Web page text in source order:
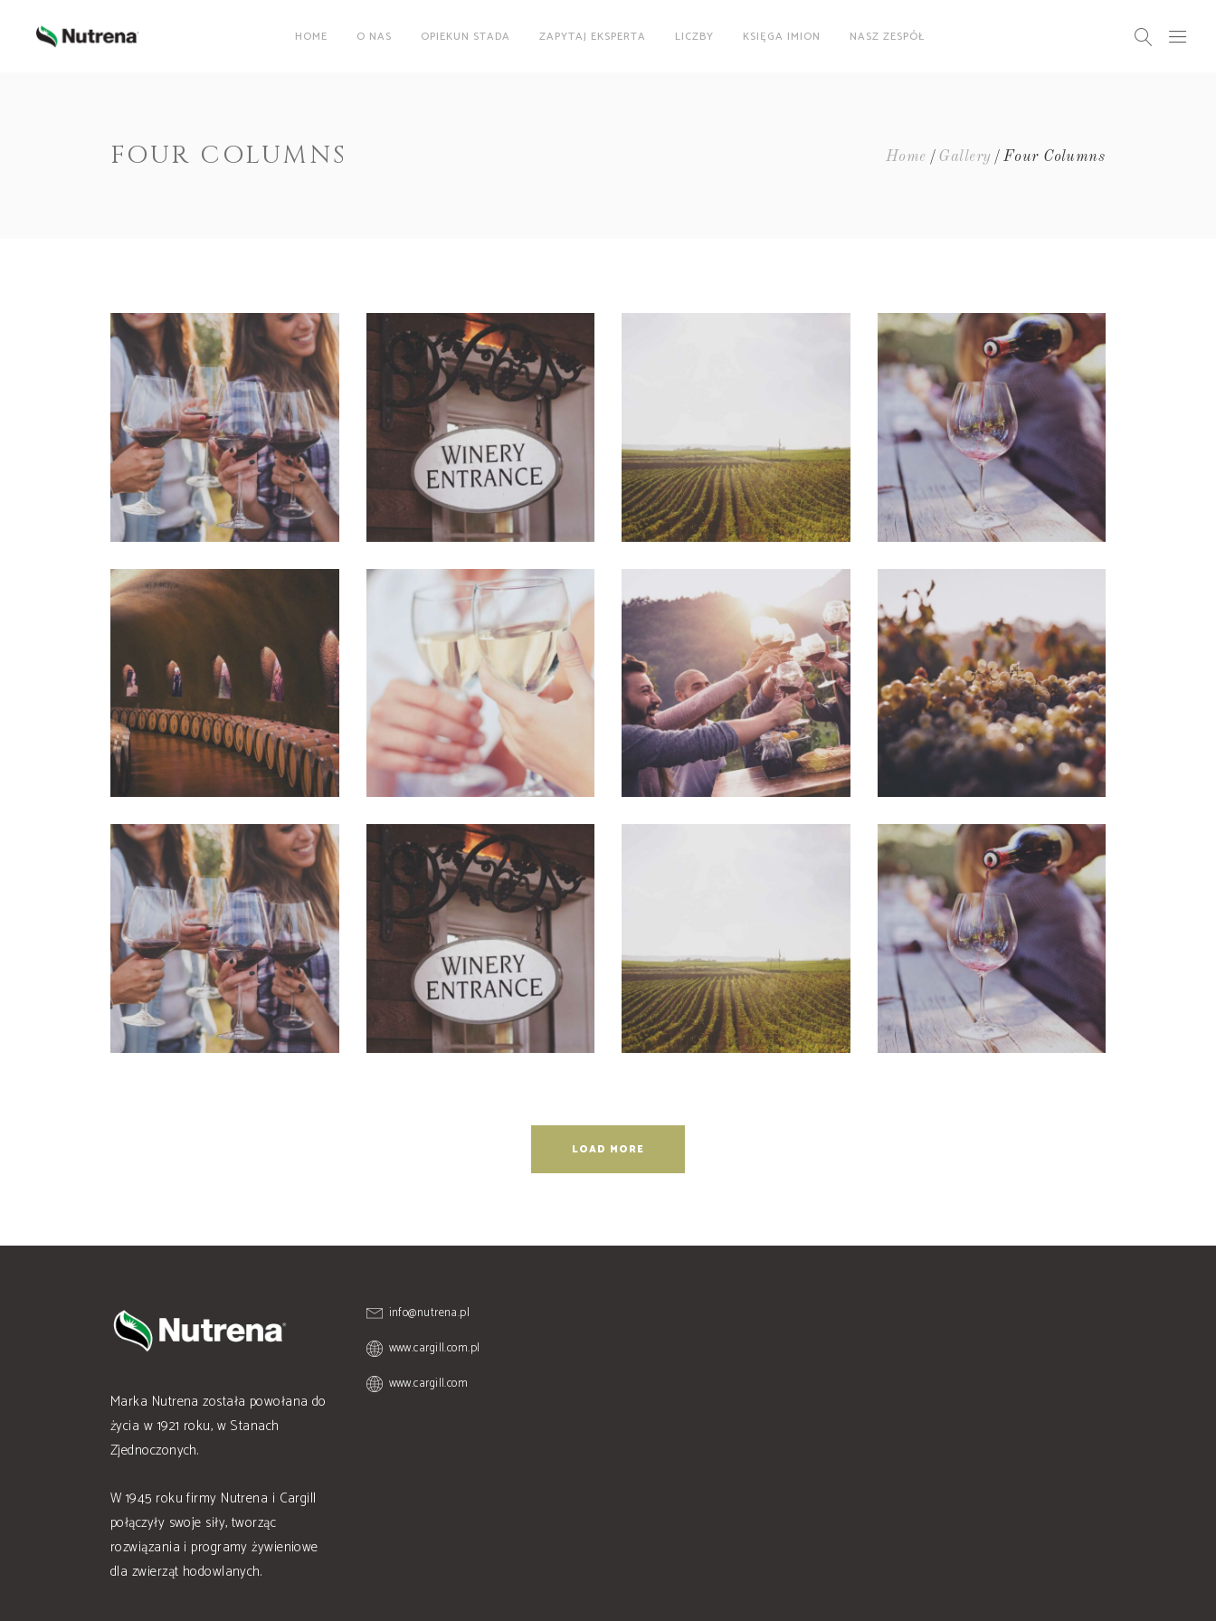
HOME O NAS OPIEKUN STADA ZAPYTAJ EKSPERTA LICZBY KSIĘGA IMION NASZ ZESPÓŁ
FOUR COLUMNS Home Gallery Four Columns
NAJWYŻSZA
OCHRONA I
ZDROWE CIELĘTA
Nature
RED WINE
Photography
WINEYARDS
Nature
WINE CLUB
Photography
THE WINERY
Details
DESERT WINE
Nature
GREEN WINE
Photography
WHITE WINE
Details
RED WINE
Nature
WINEYARDS
Photography
LOAD MORE
Marka Nutrena została powołana do
życia w 1921 roku, w Stanach
Zjednoczonych.
W 1945 roku firmy Nutrena i Cargill
połączyły swoje siły, tworząc
rozwiązania i programy żywieniowe
dla zwierząt hodowlanych.
info@nutrena.pl
www.cargill.com.pl
www.cargill.com